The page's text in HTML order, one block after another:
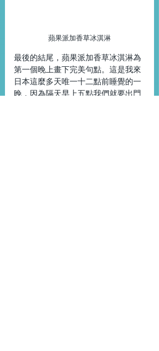
蘋果派加香草冰淇淋
最後的結尾，蘋果派加香草冰淇淋為
第一個晚上畫下完美句點。這是我來
日本這麼多天唯一十二點前睡覺的一
晚，因為隔天早上五點我們就要出門